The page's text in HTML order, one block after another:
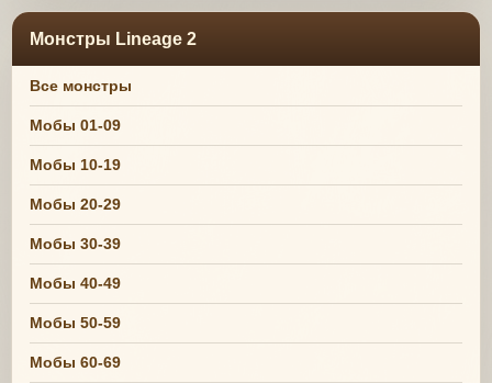
Монстры Lineage 2
Все монстры
Мобы 01-09
Мобы 10-19
Мобы 20-29
Мобы 30-39
Мобы 40-49
Мобы 50-59
Мобы 60-69